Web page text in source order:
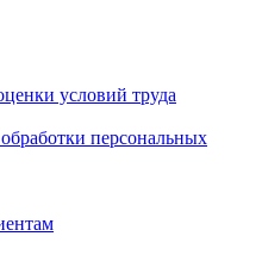
условий труда
персональных